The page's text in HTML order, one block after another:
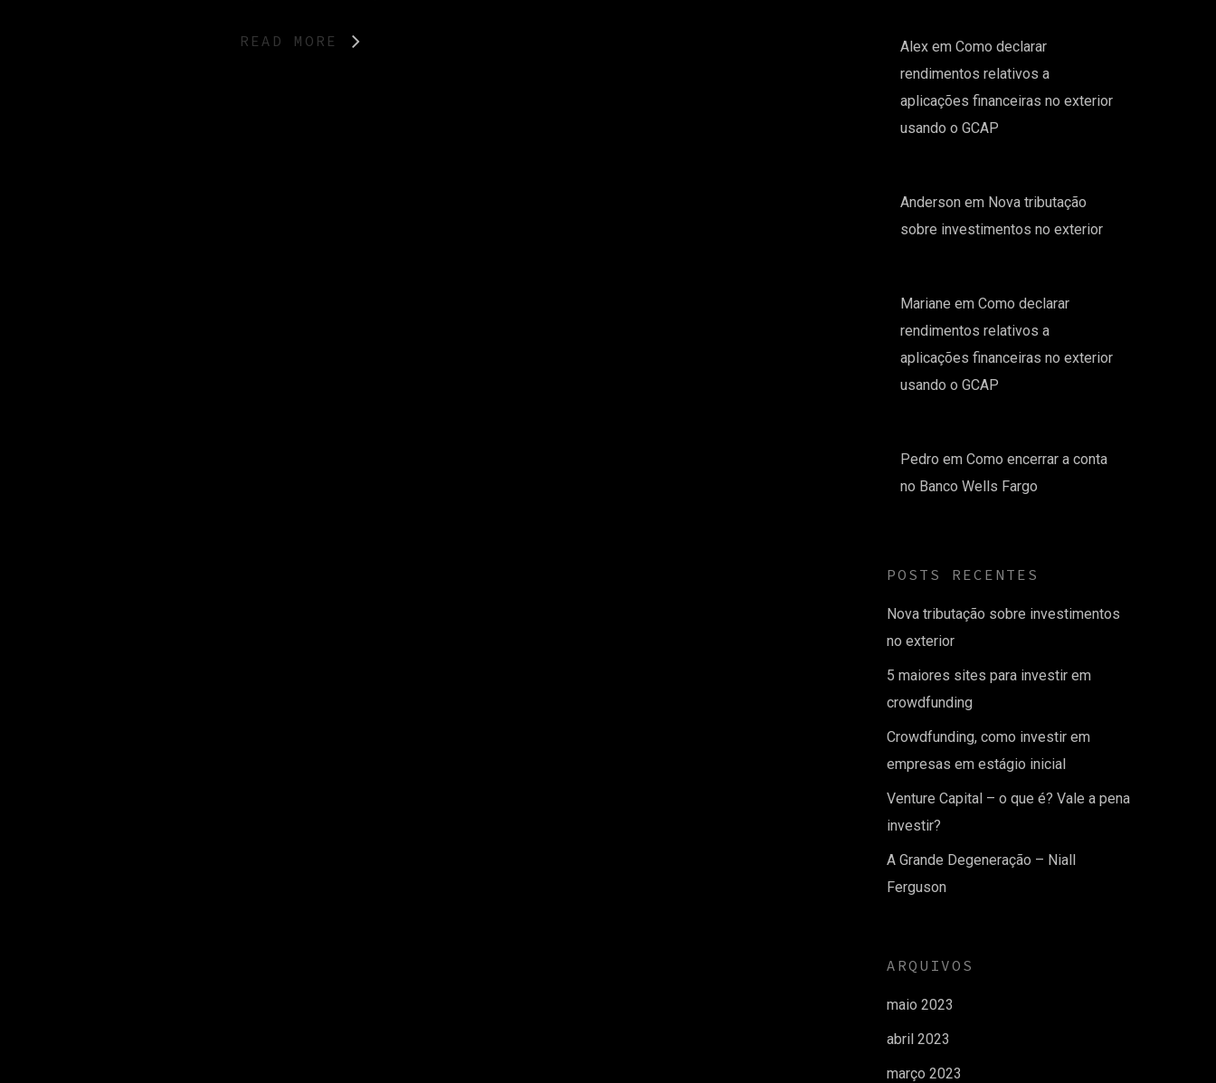
READ MORE Alex emComo declarar
rendimentos relativos a
aplicações financeiras no exterior
usando o GCAP
Anderson em Nova tributação
sobre investimentos no exterior
Mariane emComo declarar
rendimentos relativos a
aplicações financeiras no exterior
usando o GCAP
Pedro emComo encerrar a conta
no Banco Wells Fargo
POSTS RECENTES
Nova tributação sobre investimentos
no exterior
5 maiores sites para investir em
crowdfunding
Crowdfunding, como investir em
empresas em estágio inicial
Venture Capital – o que é? Vale a pena
investir?
A Grande Degeneração – Niall
Ferguson
ARQUIVOS
maio 2023
abril 2023
março 2023